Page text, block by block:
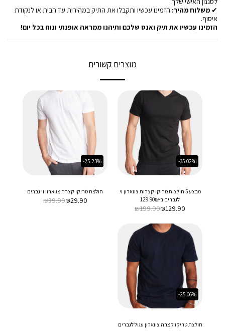
✔ משלוח מהיר: הזמינו עכשיו ותקבלו את התיק במהירות עד הבית או לנקודת
איסוף.
הזמינו עכשיו את תיק ואנס שלכם ותיהנו ממראה אופנתי ונוח בכל יום!
מוצרים קשורים
-35.02%
מבצע 5 חולצות טריקו קצרות צווארון וי
לגברים ב-129.90₪
₪199.90₪129.90
-25.23%
חולצת טריקו קצרה צווארון וי גברים
₪39.99₪29.90
-25.06%
חולצת טריקו קצרה צווארון עגול לגברים